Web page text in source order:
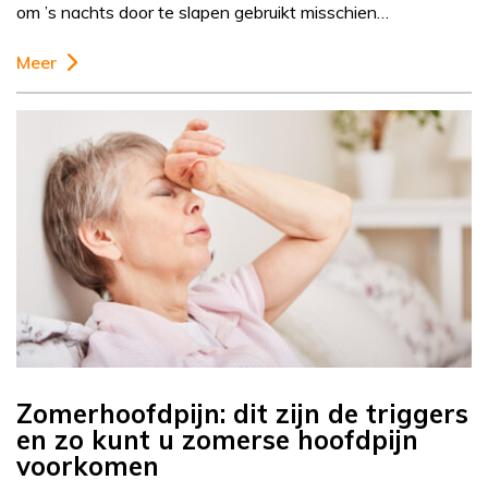
om ’s nachts door te slapen gebruikt misschien…
Meer
Zomerhoofdpijn: dit zijn de triggers
en zo kunt u zomerse hoofdpijn
voorkomen